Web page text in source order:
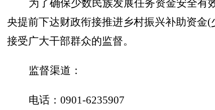
为了确保少数民族发展任务资金安全有
央提前下达财政衔接推进乡村振兴补助资金(
接受广大干部群众的监督。
监督渠道：
电话： 0901-6235907